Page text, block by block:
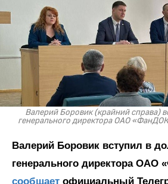
Валерий Боровик (крайний справа)
генерального директора ОАО
Валерий Боровик вступил в
генерального директора ОАО
сообщает официальный